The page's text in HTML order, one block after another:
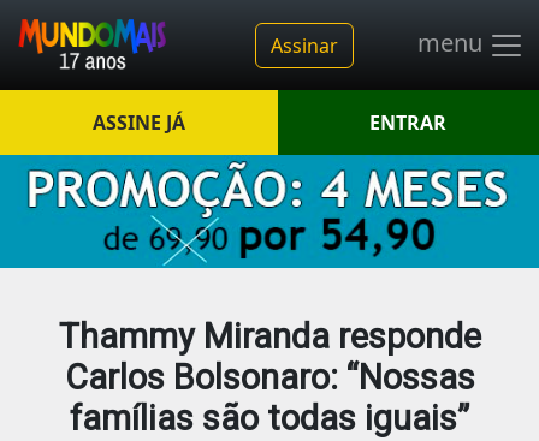
Assinar menu
ASSINE JÁ ENTRAR
Thammy Miranda responde
Carlos Bolsonaro: “Nossas
famílias são todas iguais”